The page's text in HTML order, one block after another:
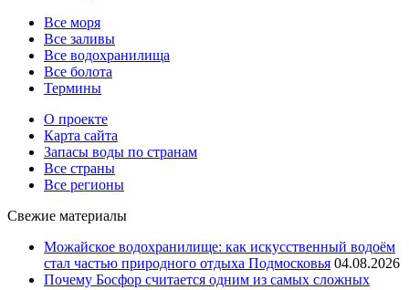
Все моря
Все заливы
Все водохранилища
Все болота
Термины
О проекте
Карта сайта
Запасы воды по странам
Все страны
Все регионы
Свежие материалы
Можайское водохранилище: как искусственный водоём
стал частью природного отдыха Подмосковья 04.08.2026
Почему Босфор считается одним из самых сложных